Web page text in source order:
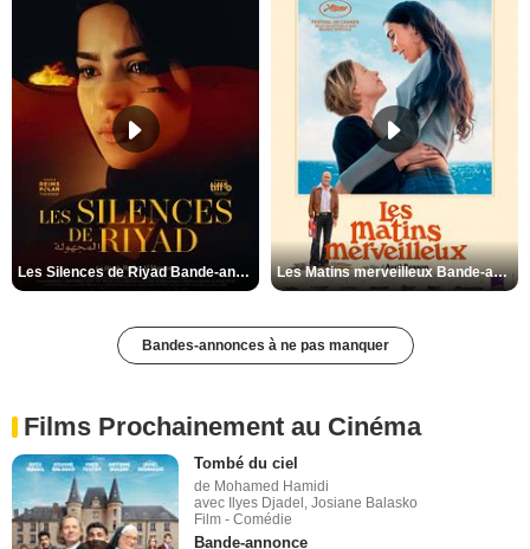
Les Silences de Riyad Bande-annonce VO STFR Les Matins merveilleux Bande-annonce VF
Bandes-annonces à ne pas manquer
Films Prochainement au Cinéma
Tombé du ciel
de Mohamed Hamidi
avec Ilyes Djadel, Josiane Balasko
Film - Comédie
Bande-annonce